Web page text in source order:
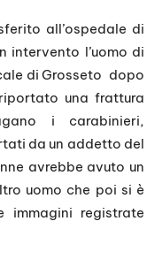
all’ospedale di
intervento l’uomo di
di Grosseto dopo
una frattura
i carabinieri,
da un addetto del
avrebbe avuto un
uomo che poi si è
immagini registrate